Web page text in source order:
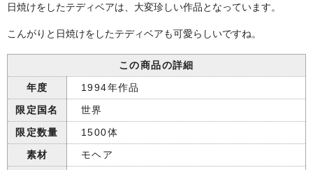
日焼けをしたテディベアは、大変珍しい作品となっています。
こんがりと日焼けをしたテディベアも可愛らしいですね。
この商品の詳細
年度
1994年作品
限定国名
世界
限定数量
1500体
素材
モヘア